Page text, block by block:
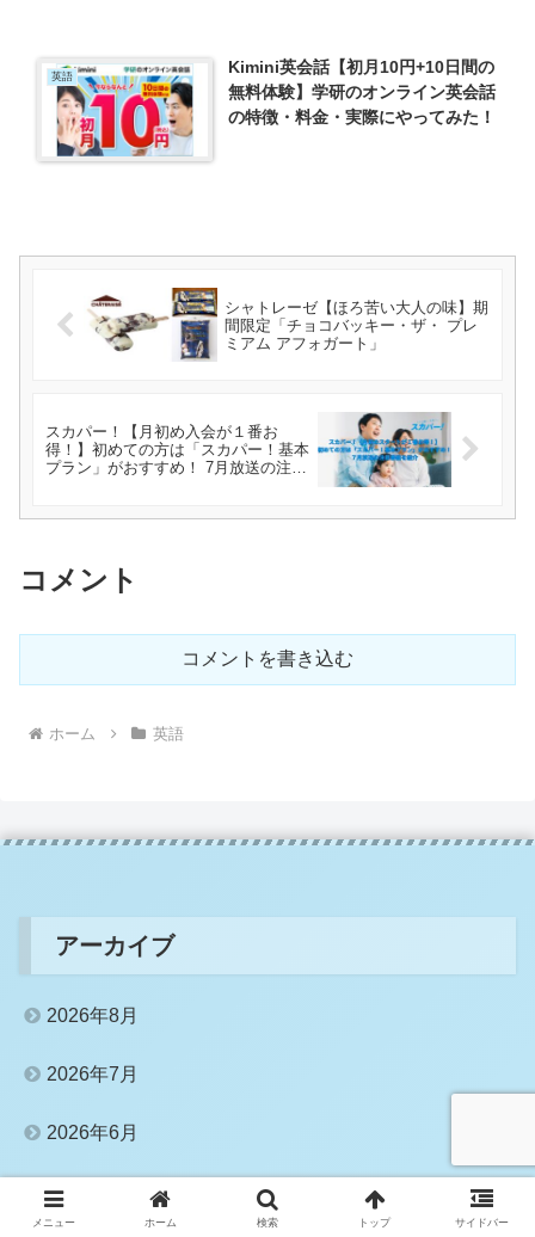
英語
Kimini英会話【初月10円+10日間の
無料体験】学研のオンライン英会話
の特徴・料金・実際にやってみた！
シャトレーゼ【ほろ苦い大人の味】期
間限定「チョコバッキー・ザ・ プレ
ミアム アフォガート」
スカパー！【月初め入会が１番お
得！】初めての方は「スカパー！基本
プラン」がおすすめ！ 7月放送の注目
コメント
コメントを書き込む
ホーム 英語
アーカイブ
2026年8月
2026年7月
2026年6月
2026年5月
メニュー ホーム 検索 トップ サイドバー